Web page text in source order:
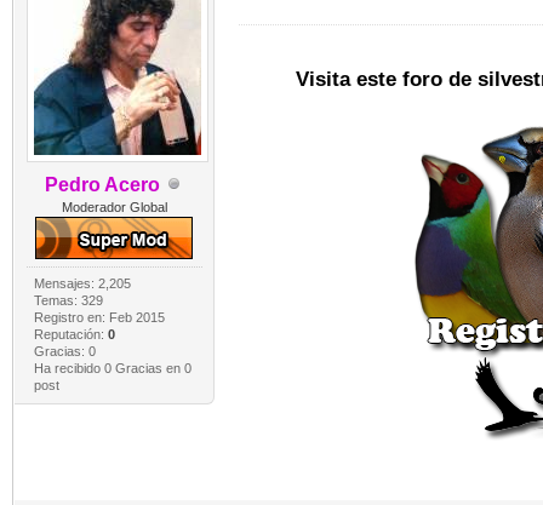
Pedro Acero
Moderador Global
Mensajes: 2,205
Temas: 329
Registro en: Feb 2015
Reputación: 0
Gracias: 0
Ha recibido 0 Gracias en 0
post
Visita este foro de